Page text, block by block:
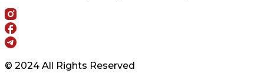
© 2024 All Rights Reserved